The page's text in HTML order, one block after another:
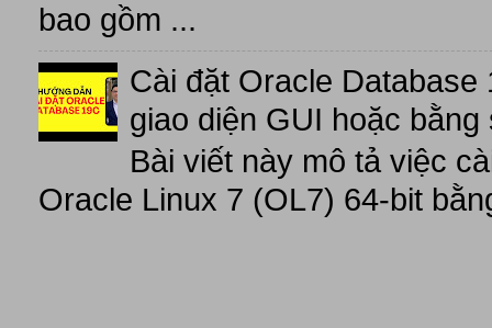
bao gồm ...
Cài đặt Oracle
giao diện GUI hoặc bằng
Bài viết này mô tả việc
Oracle Linux 7 (OL7) 64-bit